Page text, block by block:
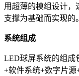
用超薄的模组设计，
支撑为基础而实现的。
系统组成
LED球屏系统的组成
+软件系统+数字片源